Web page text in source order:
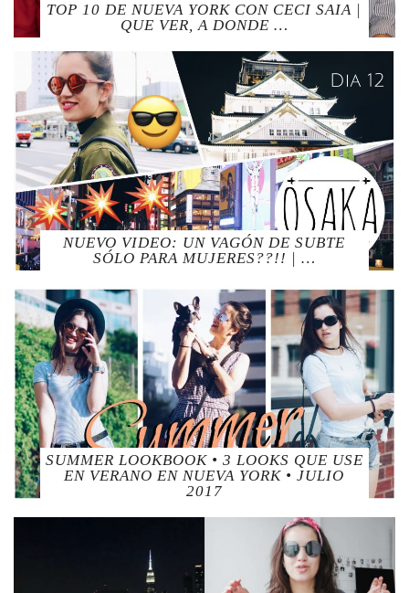
TOP 10 DE NUEVA YORK CON CECI SAIA |
QUE VER, A DONDE …
NUEVO VIDEO: UN VAGÓN DE SUBTE
SÓLO PARA MUJERES??!! | …
SUMMER LOOKBOOK • 3 LOOKS QUE USE
EN VERANO EN NUEVA YORK • JULIO
2017